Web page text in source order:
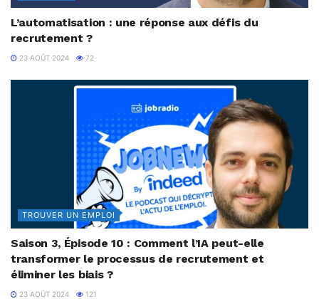
L’automatisation : une réponse aux défis du
recrutement ?
23 AOÛT 2024 72
TROUVER UN EMPLOI
Saison 3, Épisode 10 : Comment l’IA peut-elle
transformer le processus de recrutement et
éliminer les biais ?
23 AOÛT 2024 121